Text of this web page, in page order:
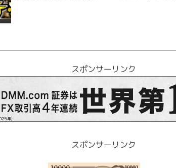
スポンサーリンク
スポンサーリンク